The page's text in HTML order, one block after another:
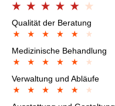
Qualität der Beratung
Medizinische Behandlung
Verwaltung und Abläufe